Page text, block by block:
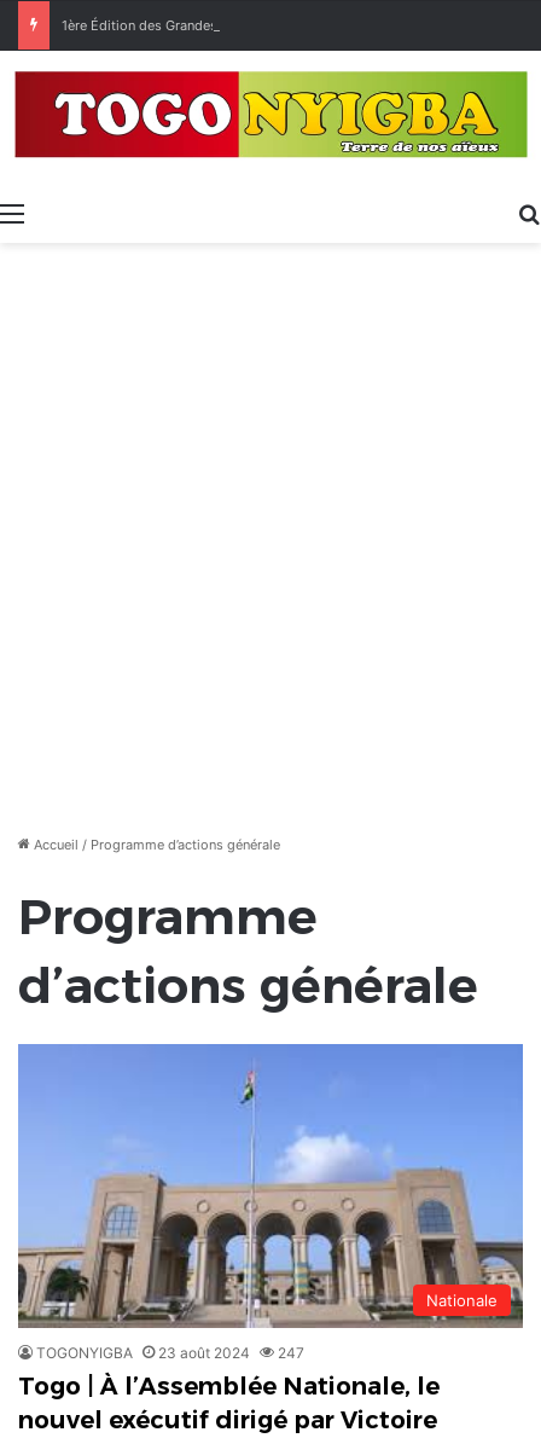
Menu
Accueil / Programme d’actions générale
Programme
d’actions générale
Nationale
TOGONYIGBA 23 août 2024 247
Togo | À l’Assemblée Nationale, le
nouvel exécutif dirigé par Victoire